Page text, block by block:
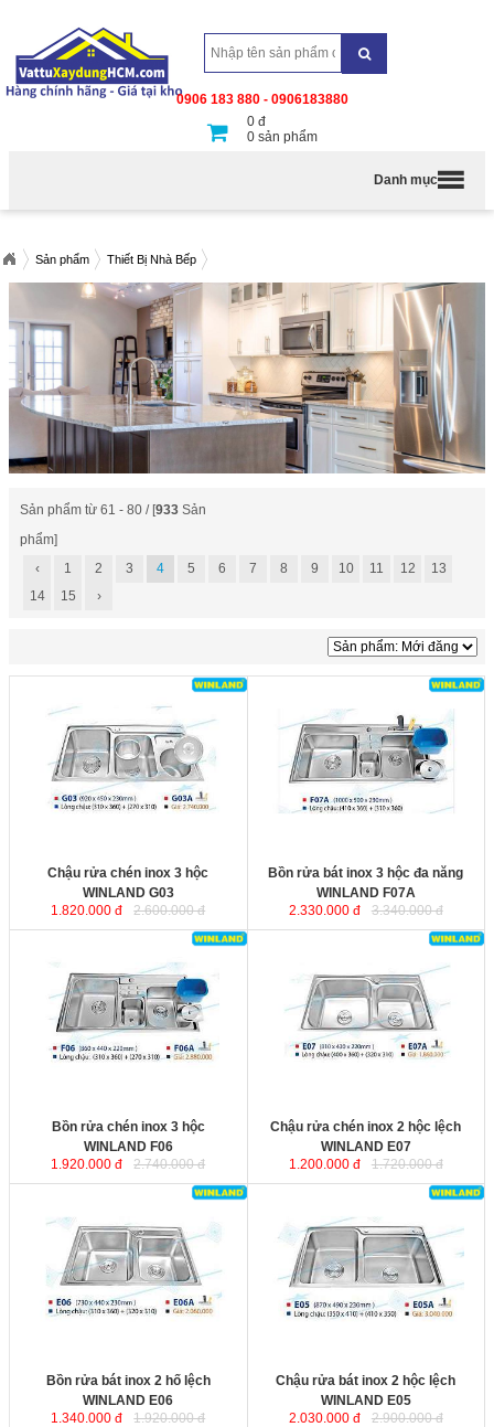
0906 183 880 - 0906183880
0 đ
0 sản phẩm
Danh mục
Sản phẩm Thiết Bị Nhà Bếp
Sản phẩm từ 61 - 80 / [933 Sản
phẩm]
‹
1 2 3 4 5 6 7 8 9 10 11 12
13
14
15 ›
WINLAND G03
với chất liệu inox
không rỉ, bề mặt được xử lý tinh
xảo, khả năng siêu chống ồn từ đáy
chậu. Bộ xiphông inox kèm theo
với ống thoát nước lớn giúp thoát
nước nhanh và ngăn mùi hiệu quả.
Chậu rửa chén inox 3 hộc
WINLAND G03
1.820.000 đ
2.600.000 đ
Bồn rửa bát inox 3 hộc đa năng
WINLAND F07A
với chất liệu inox
không rỉ, bề mặt được xử lý tinh
xảo, khả năng siêu chống ồn từ đáy
chậu. Bộ xiphông inox kèm theo
với ống thoát nước lớn giúp thoát
nước nhanh và ngăn mùi hiệu quả.
Bồn rửa bát inox 3 hộc đa năng
WINLAND F07A
2.330.000 đ
3.340.000 đ
WINLAND F06 với chất liệu inox
không rỉ, bề mặt được xử lý tinh
xảo, khả năng siêu chống ồn từ đáy
chậu. Bộ xiphông inox kèm theo
với ống thoát nước lớn giúp thoát
Bồn rửa chén inox 3 hộc
WINLAND F06
1.920.000 đ
2.740.000 đ
Chậu rửa chén inox 2 hộc lệch
với chất liệu inox
không rỉ, bề mặt được xử lý tinh
xảo, khả năng siêu chống ồn từ đáy
chậu. Bộ xiphông inox kèm theo
với ống thoát nước lớn giúp thoát
Chậu rửa chén inox 2 hộc lệch
WINLAND E07
1.200.000 đ
1.720.000 đ
WINLAND E06 với chất liệu inox
không rỉ, bề mặt được xử lý tinh
xảo, khả năng siêu chống ồn từ đáy
chậu. Bộ xiphông inox kèm theo
với ống thoát nước lớn giúp thoát
Bồn rửa bát inox 2 hố lệch
WINLAND E06
1.340.000 đ
1.920.000 đ
Chậu rửa bát inox 2 hộc lệch
WINLAND E05 với chất liệu inox
không rỉ, bề mặt được xử lý tinh
xảo, khả năng siêu chống ồn từ đáy
chậu. Bộ xiphông inox kèm theo
với ống thoát nước lớn giúp thoát
nước nhanh và ngăn mùi hiệu quả.
Chậu rửa bát inox 2 hộc lệch
WINLAND E05
2.030.000 đ
2.900.000 đ